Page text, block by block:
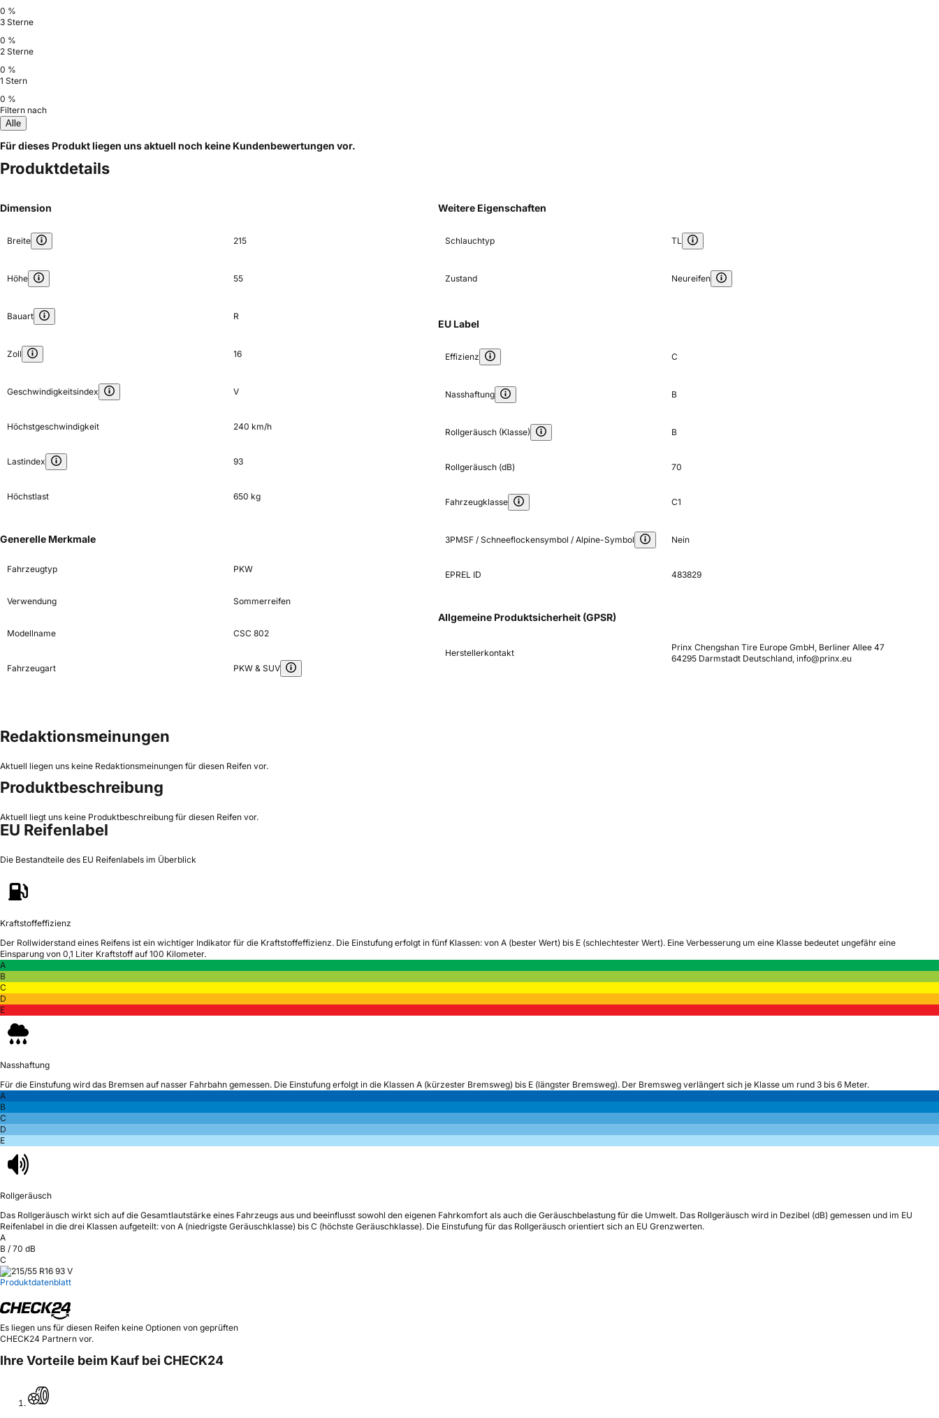
0 %
3 Sterne
0 %
2 Sterne
0 %
1 Stern
0 %
Filtern nach
Alle
Für dieses Produkt liegen uns aktuell noch keine Kundenbewertungen vor.
Produktdetails
Dimension
Breite 215
Höhe 55
Bauart R
Zoll 16
Geschwindigkeitsindex V
Höchstgeschwindigkeit 240 km/h
Lastindex 93
Höchstlast 650 kg
Generelle Merkmale
Fahrzeugtyp PKW
Verwendung Sommerreifen
Modellname CSC 802
Fahrzeugart PKW & SUV
Weitere Eigenschaften
Schlauchtyp TL
Zustand Neureifen
EU Label
Effizienz C
Nasshaftung B
Rollgeräusch (Klasse) B
Rollgeräusch (dB) 70
Fahrzeugklasse C1
3PMSF / Schneeflockensymbol / Alpine-Symbol Nein
EPREL ID 483829
Allgemeine Produktsicherheit (GPSR)
Herstellerkontakt
Prinx Chengshan Tire Europe GmbH, Berliner Allee 47
64295 Darmstadt Deutschland, info@prinx.eu
Redaktionsmeinungen
Aktuell liegen uns keine Redaktionsmeinungen für diesen Reifen vor.
Produktbeschreibung
Aktuell liegt uns keine Produktbeschreibung für diesen Reifen vor.
EU Reifenlabel
Die Bestandteile des EU Reifenlabels im Überblick
Kraftstoffeffizienz
Der Rollwiderstand eines Reifens ist ein wichtiger Indikator für die Kraftstoffeffizienz. Die Einstufung erfolgt in fünf Klassen: von A (bester Wert) bis E (schlechtester Wert). Eine Verbesserung um eine Klasse bedeutet ungefähr eine
Einsparung von 0,1 Liter Kraftstoff auf 100 Kilometer.
A
B
C
D
E
Nasshaftung
Für die Einstufung wird das Bremsen auf nasser Fahrbahn gemessen. Die Einstufung erfolgt in die Klassen A (kürzester Bremsweg) bis E (längster Bremsweg). Der Bremsweg verlängert sich je Klasse um rund 3 bis 6 Meter.
A
B
C
D
E
Rollgeräusch
Das Rollgeräusch wirkt sich auf die Gesamtlautstärke eines Fahrzeugs aus und beeinflusst sowohl den eigenen Fahrkomfort als auch die Geräuschbelastung für die Umwelt. Das Rollgeräusch wird in Dezibel (dB) gemessen und im EU
Reifenlabel in die drei Klassen aufgeteilt: von A (niedrigste Geräuschklasse) bis C (höchste Geräuschklasse). Die Einstufung für das Rollgeräusch orientiert sich an EU Grenzwerten.
A
B / 70 dB
C
Produktdatenblatt
Es liegen uns für diesen Reifen keine Optionen von geprüften
CHECK24 Partnern vor.
Ihre Vorteile beim Kauf bei CHECK24